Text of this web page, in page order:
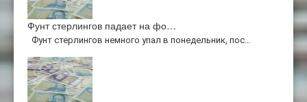
Фунт стерлингов падает на фо…
Фунт стерлингов немного упал в понедельник, пос…